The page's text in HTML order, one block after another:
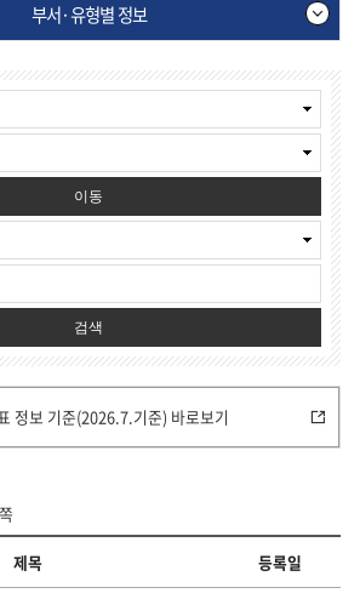
기
유
열
기
부서·유형별 정보
이동
검색
정보 기준(2026.7.기준) 바로보기
제목 등록일